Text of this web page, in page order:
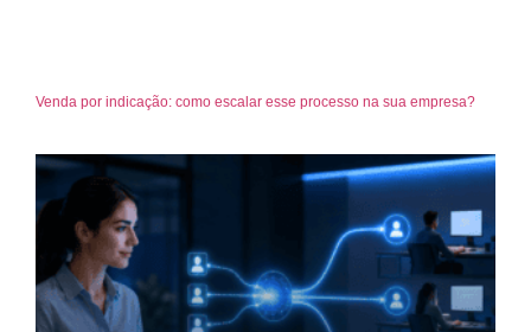
Venda por indicação: como escalar esse processo na sua empresa?